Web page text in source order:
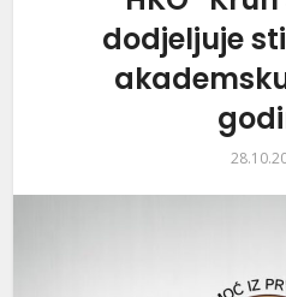
dodjeljuje